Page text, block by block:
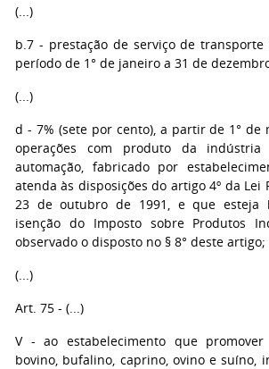
(...)
b.7 - prestação de serviço de transporte
período de 1° de janeiro a 31 de
(...)
d - 7% (sete por cento), a partir de 1° de
operações com produto da
automação, fabricado por
atenda às disposições do artigo 4º da Lei
23 de outubro de 1991, e que esteja
isenção do Imposto sobre Produtos
observado o disposto no § 8° deste artigo;
(...)
Art. 75 - (...)
V - ao estabelecimento que
bovino, bufalino, caprino, ovino e suíno,